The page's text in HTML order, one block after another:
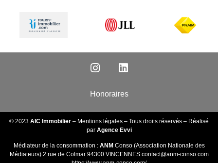
Honoraires
© 2023 AIC Immobilier – Mentions légales – Tous droits réservés – Réalisé
par Agence Evvi
Médiateur de la consommation : ANM Conso (Association Nationale des
Médiateurs) 2 rue de Colmar 94300 VINCENNES contact@anm-conso.com